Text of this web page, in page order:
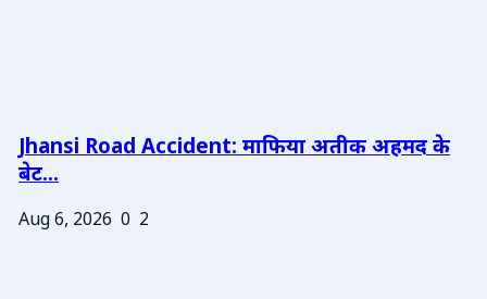
Jhansi Road Accident: माफिया अतीक अहमद के
बेट...
Aug 6, 2026 0 2